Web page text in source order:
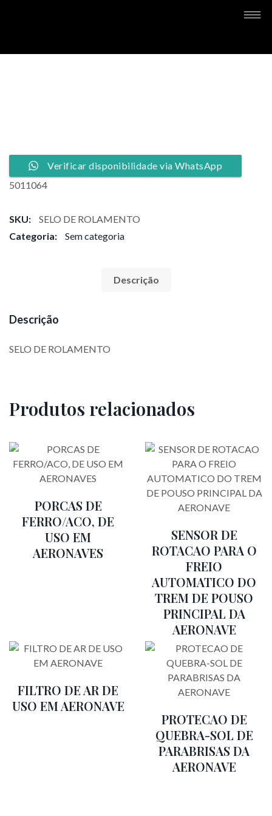
Verificar disponibilidade via WhatsApp
5011064
SKU:
SELO DE ROLAMENTO
Categoria:
Sem categoria
Descrição
Descrição
SELO DE ROLAMENTO
Produtos relacionados
PORCAS DE
FERRO/ACO, DE
USO EM
AERONAVES
SENSOR DE
ROTACAO PARA O
FREIO
AUTOMATICO DO
TREM DE POUSO
PRINCIPAL DA
AERONAVE
FILTRO DE AR DE
USO EM AERONAVE
PROTECAO DE
QUEBRA-SOL DE
PARABRISAS DA
AERONAVE